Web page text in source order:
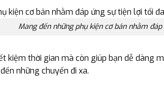
Mang đến những phụ kiện cơ bản nhằm
kiệm thời gian mà còn giúp bạn dễ dàng
những chuyến đi xa.